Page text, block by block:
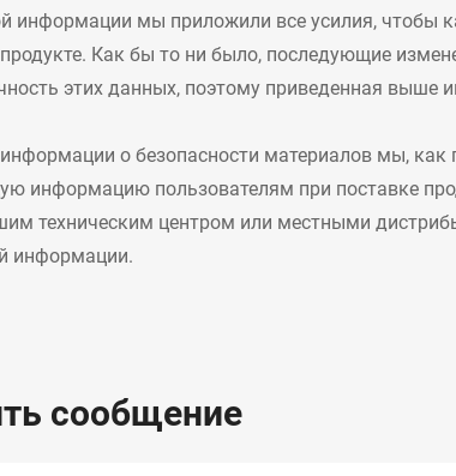
информации мы приложили все усилия, чтобы
Как бы то ни было, последующие
этих данных, поэтому приведенная выше
о безопасности материалов мы, как
информацию пользователям при поставке
техническим центром или местными
информации.
сообщение